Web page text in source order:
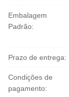
Embalagem
Padrão:
Prazo de entrega:
Condições de
pagamento: